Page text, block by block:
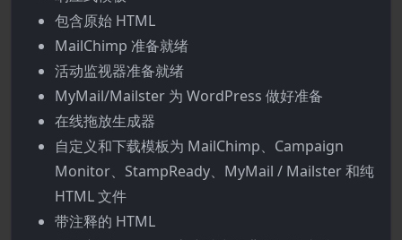
包含原始 HTML
MailChimp 准备就绪
活动监视器准备就绪
MyMail/Mailster 为 WordPress 做好准备
在线拖放生成器
自定义和下载模板为 MailChimp、Campaign
Monitor、StampReady、MyMail / Mailster 和纯
HTML 文件
带注释的 HTML